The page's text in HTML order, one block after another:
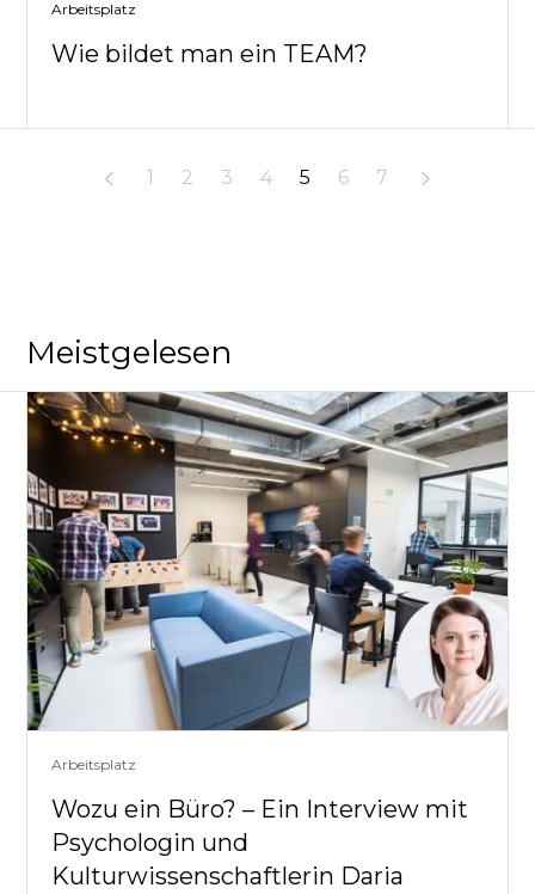
Arbeitsplatz
Wie bildet man ein TEAM?
1 2 3 4 5 6 7
Meistgelesen
Arbeitsplatz
Wozu ein Büro? – Ein Interview mit
Psychologin und
Kulturwissenschaftlerin Daria